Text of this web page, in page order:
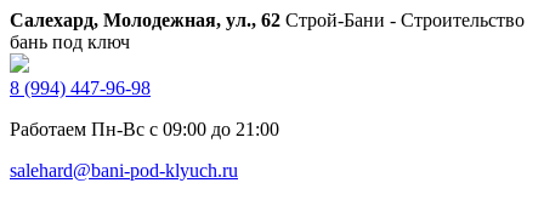
Салехард, Молодежная, ул., 62 Строй-Бани - Строительство
бань под ключ
8 (994) 447-96-98
Работаем Пн-Вс с 09:00 до 21:00
salehard@bani-pod-klyuch.ru